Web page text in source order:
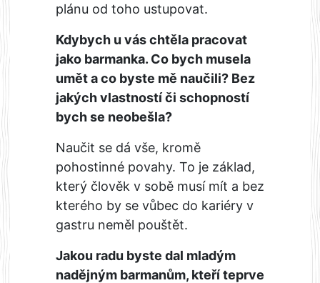
plánu od toho ustupovat.
Kdybych u vás chtěla pracovat
jako barmanka. Co bych musela
umět a co byste mě naučili? Bez
jakých vlastností či schopností
bych se neobešla?
Naučit se dá vše, kromě
pohostinné povahy. To je základ,
který člověk v sobě musí mít a bez
kterého by se vůbec do kariéry v
gastru neměl pouštět.
Jakou radu byste dal mladým
nadějným barmanům, kteří teprve